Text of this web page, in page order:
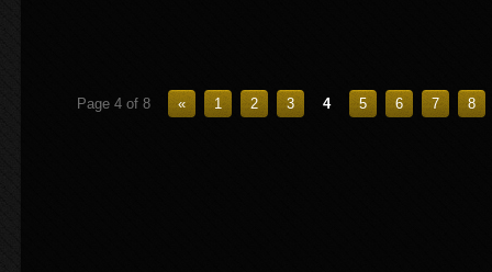
Page 4 of 8 « 1 2 3 4 5 6 7 8